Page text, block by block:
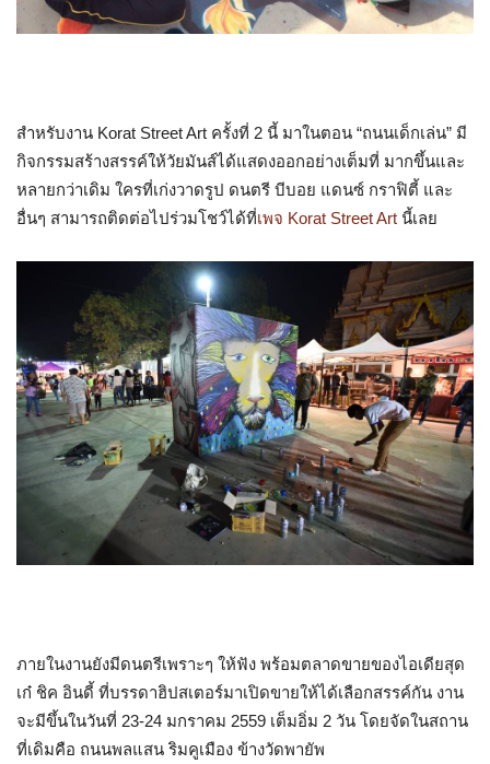
สำหรับงาน Korat Street Art ครั้งที่ 2 นี้ มาในตอน “ถนนเด็กเล่น” มี
กิจกรรมสร้างสรรค์ให้วัยมันส์ได้แสดงออกอย่างเต็มที่ มากขึ้นและ
หลายกว่าเดิม ใครที่เก่งวาดรูป ดนตรี บีบอย แดนซ์ กราฟิตี้ และ
อื่นๆ สามารถติดต่อไปร่วมโชว์ได้ที่เพจ Korat Street Art นี้เลย
ภายในงานยังมีดนตรีเพราะๆ ให้ฟัง พร้อมตลาดขายของไอเดียสุด
เก๋ ชิค อินดี้ ที่บรรดาฮิปสเตอร์มาเปิดขายให้ได้เลือกสรรค์กัน งาน
จะมีขึ้นในวันที่ 23-24 มกราคม 2559 เต็มอิ่ม 2 วัน โดยจัดในสถาน
ที่เดิมคือ ถนนพลแสน ริมคูเมือง ข้างวัดพายัพ